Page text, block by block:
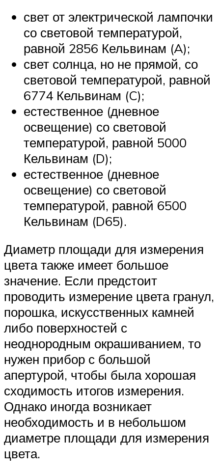
свет от электрической лампочки
со световой температурой,
равной 2856 Кельвинам (A);
свет солнца, но не прямой, со
световой температурой, равной
6774 Кельвинам (C);
естественное (дневное
освещение) со световой
температурой, равной 5000
Кельвинам (D);
естественное (дневное
освещение) со световой
температурой, равной 6500
Кельвинам (D65).
Диаметр площади для измерения
цвета также имеет большое
значение. Если предстоит
проводить измерение цвета гранул,
порошка, искусственных камней
либо поверхностей с
неоднородным окрашиванием, то
нужен прибор с большой
апертурой, чтобы была хорошая
сходимость итогов измерения.
Однако иногда возникает
необходимость и в небольшом
диаметре площади для измерения
цвета.